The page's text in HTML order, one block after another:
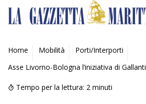
AMBIENTE
MOBILITÀ
INDUSTRIA
Home Mobilità
Porti/Interporti
Asse Livorno-Bologna l’iniziativa di Gallanti
Tempo per la lettura: 2 minuti